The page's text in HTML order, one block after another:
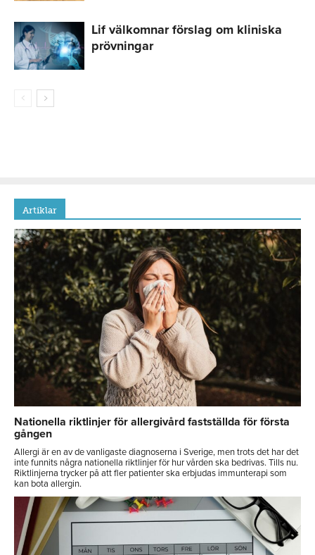
Lif välkomnar förslag om kliniska
prövningar
Artiklar
Nationella riktlinjer för allergivård fastställda för första
gången
Allergi är en av de vanligaste diagnoserna i Sverige, men trots det har det
inte funnits några nationella riktlinjer för hur vården ska bedrivas. Tills nu.
Riktlinjerna trycker på att fler patienter ska erbjudas immunterapi som
kan bota allergin.